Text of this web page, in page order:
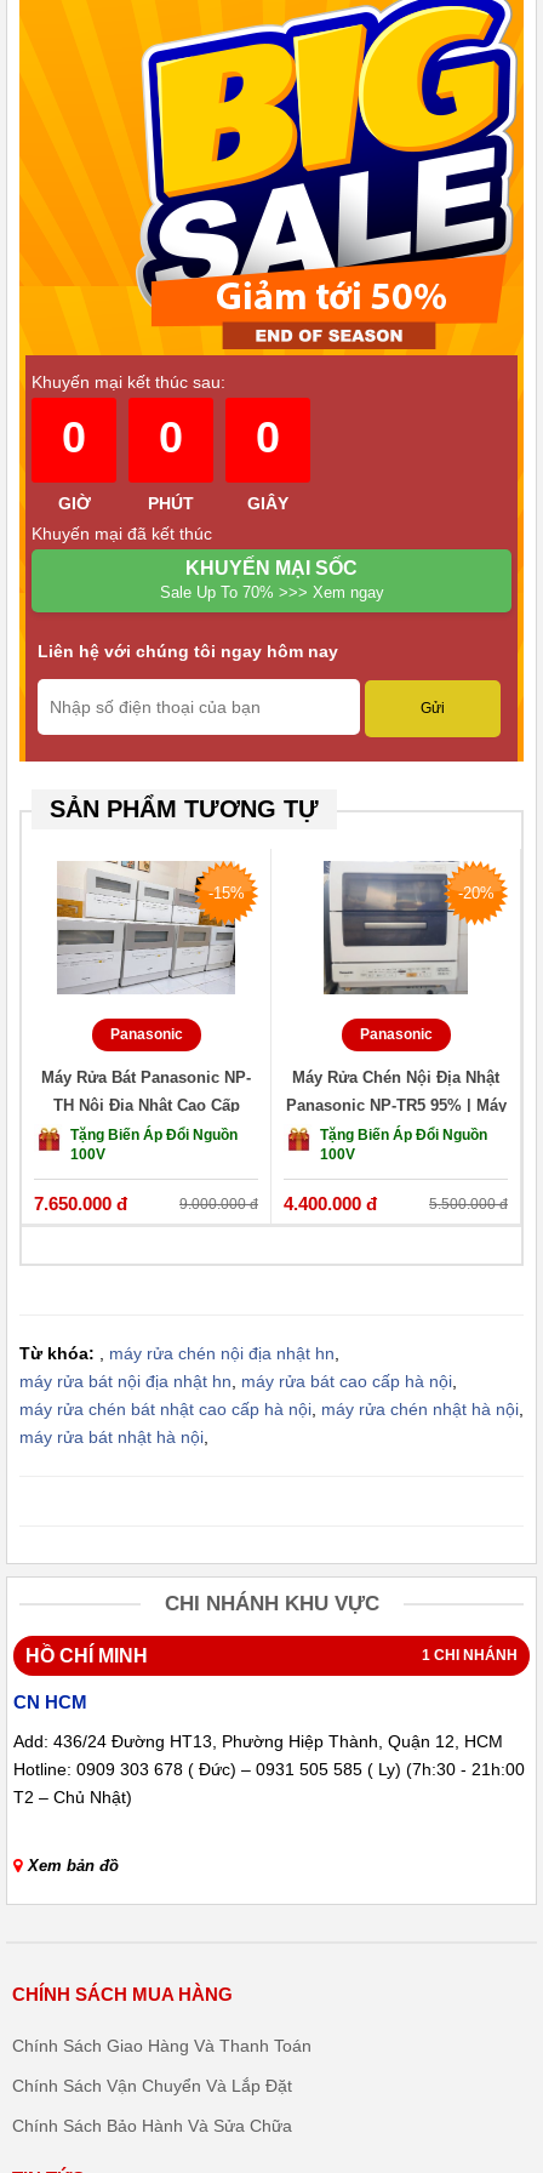
mức độ bẩn, giúp tối ưu chi phí vận hành theo thời gian.
Cuối cùng, yếu tố khiến nhiều người tin tưởng lựa chọn chính là độ
bền chuẩn Nhật. Máy hoạt động ổn định, ít lỗi vặt và có thể sử
dụng 5–10 năm nếu dùng đúng cách, phù hợp với những ai muốn
mua một lần và dùng lâu dài.
Tính năng vượt trội của máy rửa chén Panasonic NP-TH4 nội
1. Rửa nước nóng 80°C + diệt khuẩn
Sử dụng nước nóng kết hợp áp lực cao giúp loại bỏ dầu mỡ và vi
khuẩn hiệu quả
Đạt khả năng diệt khuẩn trên 99% trong quá trình rửa
2. Hệ thống vòi phun đa chiều
Gồm vòi trên, dưới và phía sau
Phun nước phủ đều toàn bộ khoang máy, hạn chế sót bẩn
3. Công nghệ Econavi thông minh
Tự động cảm biến nhiệt độ nước và môi trường
Điều chỉnh chương trình rửa để tiết kiệm điện nước tối ưu
4. Tiết kiệm nước vượt trội (~11L/lần)
5. Đa chế độ rửa linh hoạt
Rửa mạnh (đồ nhiều dầu mỡ)
Rửa nhanh (tiết kiệm thời gian)
Rửa ít (ít bát)
Có thêm chế độ sấy riêng, hẹn giờ
6. Sấy khô + giữ khô bát đĩa
Sấy nhiệt kết hợp lưu thông không khí
Có chế độ giữ khô sau khi rửa)
- Thiết kế khoang thông minh
Có giá để dao, thớt, chai lọ riêng
Dễ sắp xếp bát đĩa gọn gàng, tối ưu không gian
Máy rửa bát Panasonic NP-TH4 phù hợp với ai?
Gia đình 2 - 6 người
Sức chứa ~40 món, đủ cho 1–2 bữa ăn
Không cần chia nhiều lần rửa
1. Phù hợp gia đình nhỏ đến trung bình
Người sống ở chung cư, bếp nhỏ
Người bận rộn, ít thời gian
Chỉ cần cho vào máy → bấm nút
3. Người muốn tiết kiệm lâu dài
Khuyến mại kết thúc sau:
0
GIỜ
0
PHÚT
0
GIÂY
Khuyến mại đã kết thúc
KHUYẾN MẠI SỐC
Sale Up To 70% >>> Xem ngay
Liên hệ với chúng tôi ngay hôm nay
SẢN PHẨM TƯƠNG TỰ
-15%
Panasonic
Máy Rửa Bát Panasonic NP-
TH Nội Địa Nhật Cao Cấp
Nhập Khẩu
Tặng Biến Áp Đổi Nguồn
100V
7.650.000 đ 9.000.000 đ
-20%
Panasonic
Máy Rửa Chén Nội Địa Nhật
Panasonic NP-TR5 95% | Máy
Rửa Bát Nhật HCM
Tặng Biến Áp Đổi Nguồn
100V
4.400.000 đ 5.500.000 đ
Từ khóa: , máy rửa chén nội địa nhật hn,
máy rửa bát nội địa nhật hn, máy rửa bát cao cấp hà nội,
máy rửa chén bát nhật cao cấp hà nội, máy rửa chén nhật hà nội,
máy rửa bát nhật hà nội,
CHI NHÁNH KHU VỰC
HỒ CHÍ MINH 1 CHI NHÁNH
CN HCM
Add: 436/24 Đường HT13, Phường Hiệp Thành, Quận 12, HCM
Hotline: 0909 303 678 ( Đức) – 0931 505 585 ( Ly) (7h:30 - 21h:00
T2 – Chủ Nhật)
Xem bản đồ
CHÍNH SÁCH MUA HÀNG
Chính Sách Giao Hàng Và Thanh Toán
Chính Sách Vận Chuyển Và Lắp Đặt
Chính Sách Bảo Hành Và Sửa Chữa